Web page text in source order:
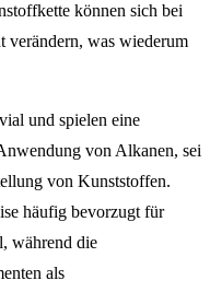
können sich bei
verändern, was wiederum
und spielen eine
von Alkanen, sei
von Kunststoffen.
häufig bevorzugt für
während die
als